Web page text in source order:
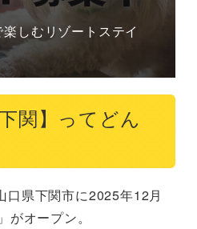
しむリゾートステイ
関】ってどん
口県下関市に2025年12月
オープン。